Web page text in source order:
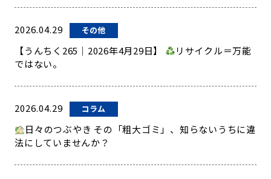
2026.04.29 その他
【うんちく265｜2026年4月29日】
リサイクル＝万能
ではない。
2026.04.29 コラム
日々のつぶやき その「粗大ゴミ」、知らないうちに違
法にしていませんか？